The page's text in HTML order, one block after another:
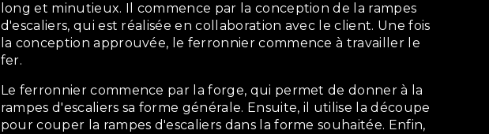
long et minutieux. Il commence par la conception de la rampes
d'escaliers, qui est réalisée en collaboration avec le client. Une fois
la conception approuvée, le ferronnier commence à travailler le
fer.
Le ferronnier commence par la forge, qui permet de donner à la
rampes d'escaliers sa forme générale. Ensuite, il utilise la découpe
pour couper la rampes d'escaliers dans la forme souhaitée. Enfin,